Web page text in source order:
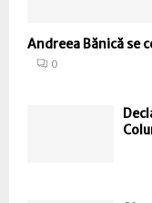
Andreea Bănică se
0